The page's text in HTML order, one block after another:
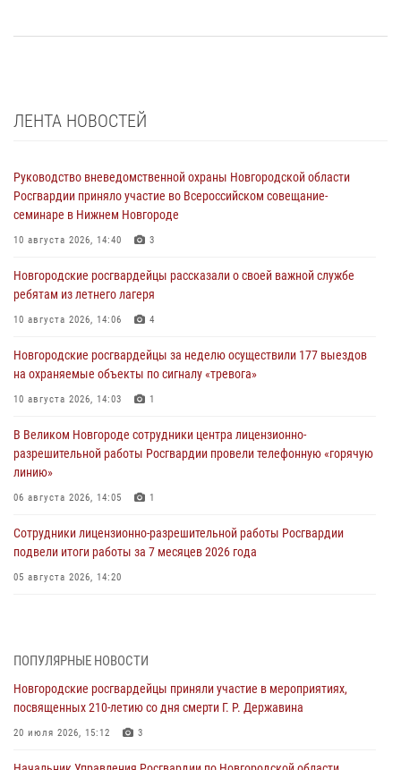
ЛЕНТА НОВОСТЕЙ
Руководство вневедомственной охраны Новгородской области
Росгвардии приняло участие во Всероссийском совещание-
семинаре в Нижнем Новгороде
10 августа 2026, 14:40 3
Новгородские росгвардейцы рассказали о своей важной службе
ребятам из летнего лагеря
10 августа 2026, 14:06 4
Новгородские росгвардейцы за неделю осуществили 177 выездов
на охраняемые объекты по сигналу «тревога»
10 августа 2026, 14:03 1
В Великом Новгороде сотрудники центра лицензионно-
разрешительной работы Росгвардии провели телефонную «горячую
линию»
06 августа 2026, 14:05 1
Сотрудники лицензионно-разрешительной работы Росгвардии
подвели итоги работы за 7 месяцев 2026 года
05 августа 2026, 14:20
Телесюжет в программе "Вести. Великий Новгород" (ГТРК "Славия")
от 05 июля 2026 года. Росгвардейцы принимают участие в приемке
ПОПУЛЯРНЫЕ НОВОСТИ
Новгородские росгвардейцы приняли участие в мероприятиях,
посвященных 210-летию со дня смерти Г. Р. Державина
20 июля 2026, 15:12 3